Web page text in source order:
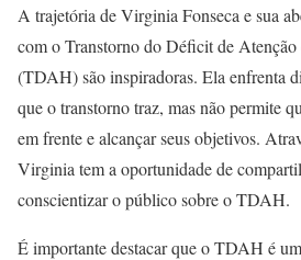
A trajetória de Virginia Fonseca e sua
com o Transtorno do Déficit de
(TDAH) são inspiradoras. Ela enfrenta
que o transtorno traz, mas não permite
em frente e alcançar seus objetivos.
Virginia tem a oportunidade de
conscientizar o público sobre o TDAH.
É importante destacar que o TDAH é